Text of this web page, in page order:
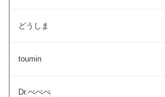
どうしま
toumin
Dr.ぺぺぺ